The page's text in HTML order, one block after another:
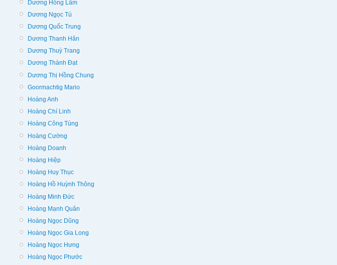
Dương Hồng Lãm
Dương Ngọc Tú
Dương Quốc Trung
Dương Thanh Hân
Dương Thuỳ Trang
Dương Thành Đạt
Dương Thị Hồng Chung
Goormachtig Mario
Hoàng Anh
Hoàng Chí Linh
Hoàng Công Tùng
Hoàng Cường
Hoàng Doanh
Hoàng Hiệp
Hoàng Huy Thục
Hoàng Hồ Huỳnh Thông
Hoàng Minh Đức
Hoàng Mạnh Quân
Hoàng Ngọc Dũng
Hoàng Ngọc Gia Long
Hoàng Ngọc Hưng
Hoàng Ngọc Phước